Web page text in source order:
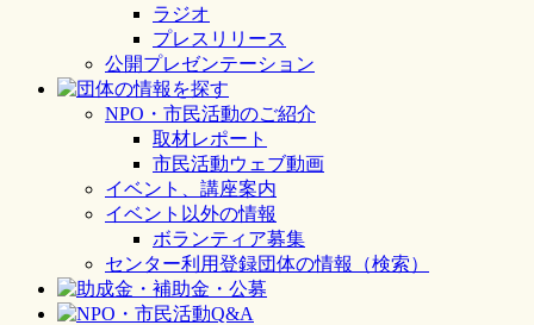
ラジオ
プレスリリース
公開プレゼンテーション
NPO・市民活動のご紹介
取材レポート
市民活動ウェブ動画
イベント、講座案内
イベント以外の情報
ボランティア募集
センター利用登録団体の情報（検索）